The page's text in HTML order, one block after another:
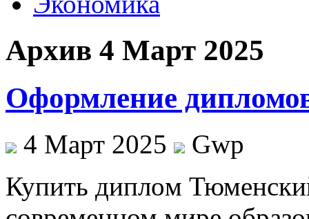
Архив 4 Март 2025
Оформление
4 Март 2025
Gwp
Купить диплoм